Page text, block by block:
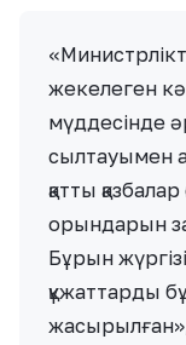
жекелеген
мүддесінде
сылтауымен
қатты
орындарын
Бұрын
құжаттарды